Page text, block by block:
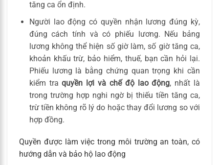
tăng ca ổn định.
Người lao động có quyền nhận lương đúng kỳ,
đúng cách tính và có phiếu lương. Nếu bảng
lương không thể hiện số giờ làm, số giờ tăng ca,
khoản khấu trừ, bảo hiểm, thuế, bạn cần hỏi lại.
Phiếu lương là bằng chứng quan trọng khi cần
kiểm traquyền lợi và chế độ lao động, nhất là
trong trường hợp nghi ngờ bị thiếu tiền tăng ca,
trừ tiền không rõ lý do hoặc thay đổi lương so với
hợp đồng.
Quyền được làm việc trong môi trường an toàn, có
hướng dẫn và bảo hộ lao động